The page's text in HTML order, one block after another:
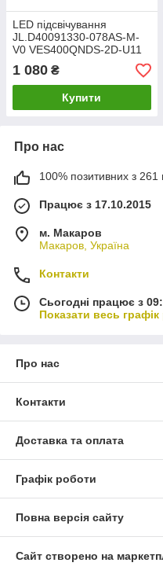
LED підсвічування
JL.D40091330-078AS-M-
V0 VES400QNDS-2D-U11
1 080 ₴
Купити
Про нас
100% позитивних з 261
Працює з 17.10.2015
м. Макаров
Макаров, Україна
Контакти
Сьогодні працює з
Показати весь
Про нас
Контакти
Доставка та оплата
Графік роботи
Повна версія сайту
Сайт створено на